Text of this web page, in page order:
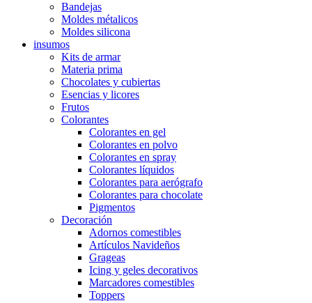
Bandejas
Moldes métalicos
Moldes silicona
insumos
Kits de armar
Materia prima
Chocolates y cubiertas
Esencias y licores
Frutos
Colorantes
Colorantes en gel
Colorantes en polvo
Colorantes en spray
Colorantes líquidos
Colorantes para aerógrafo
Colorantes para chocolate
Pigmentos
Decoración
Adornos comestibles
Artículos Navideños
Grageas
Icing y geles decorativos
Marcadores comestibles
Toppers